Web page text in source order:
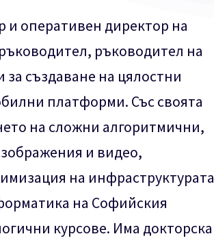
и оперативен директор на
ръководител на
създаване на цялостни
платформи. Със своята
на сложни алгоритмични,
и видео,
на инфраструктурата
на Софийския
курсове. Има докторска